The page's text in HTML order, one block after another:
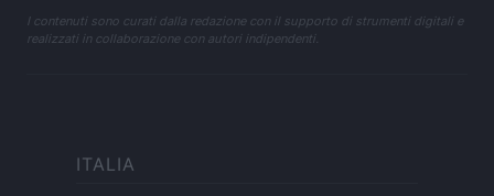
I contenuti sono curati dalla redazione con il supporto di strumenti digitali e
realizzati in collaborazione con autori indipendenti.
ITALIA